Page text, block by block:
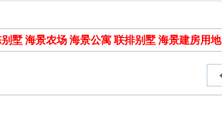
墅 海景农场 海景公寓 联排别墅 海景建房用地